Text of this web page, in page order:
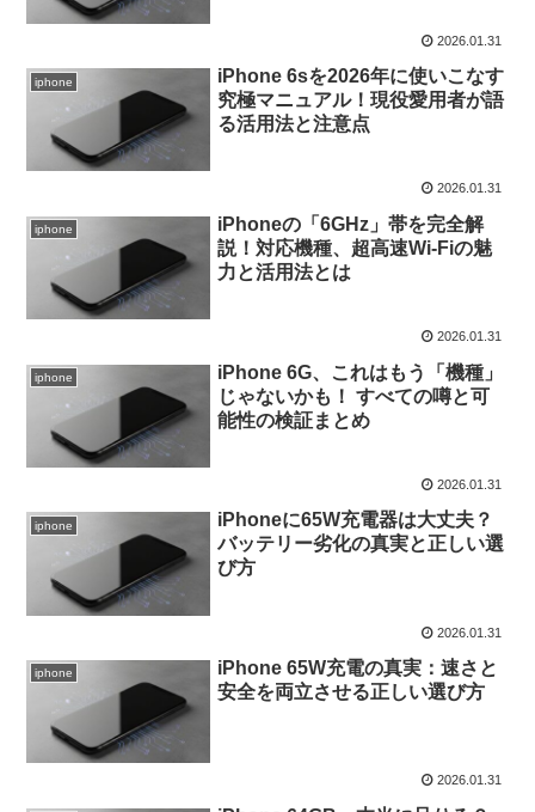
2026.01.31
iphone
iPhone 6sを2026年に使いこなす
究極マニュアル！現役愛用者が語
る活用法と注意点
2026.01.31
iphone
iPhoneの「6GHz」帯を完全解
説！対応機種、超高速Wi-Fiの魅
力と活用法とは
2026.01.31
iphone
iPhone 6G、これはもう「機種」
じゃないかも！ すべての噂と可
能性の検証まとめ
2026.01.31
iphone
iPhoneに65W充電器は大丈夫？
バッテリー劣化の真実と正しい選
び方
2026.01.31
iphone
iPhone 65W充電の真実：速さと
安全を両立させる正しい選び方
2026.01.31